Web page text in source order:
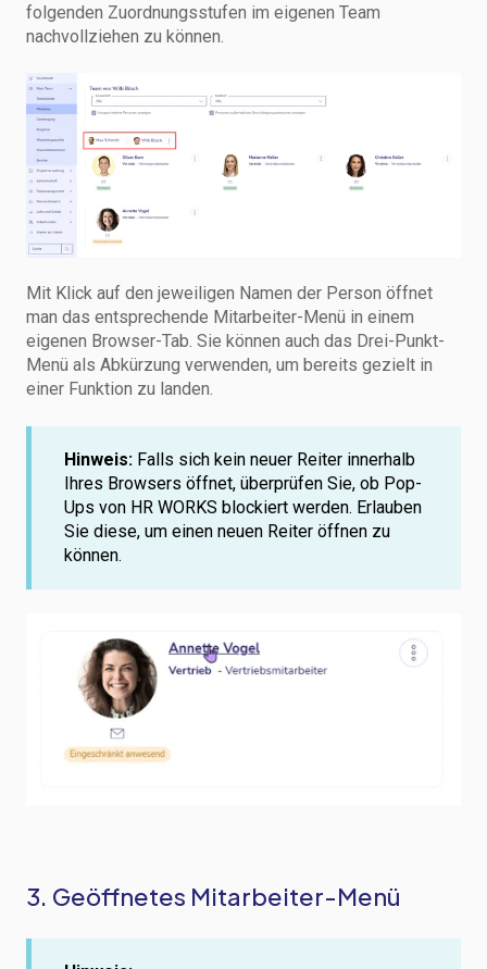
folgenden Zuordnungsstufen im eigenen Team
nachvollziehen zu können.
Mit Klick auf den jeweiligen Namen der Person öffnet
man das entsprechende Mitarbeiter-Menü in einem
eigenen Browser-Tab. Sie können auch das Drei-Punkt-
Menü als Abkürzung verwenden, um bereits gezielt in
einer Funktion zu landen.
Hinweis: Falls sich kein neuer Reiter innerhalb
Ihres Browsers öffnet, überprüfen Sie, ob Pop-
Ups von HR WORKS blockiert werden. Erlauben
Sie diese, um einen neuen Reiter öffnen zu
können.
3. Geöffnetes Mitarbeiter-Menü